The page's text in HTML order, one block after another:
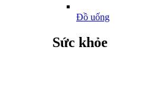
Đồ uống
Sức khỏe